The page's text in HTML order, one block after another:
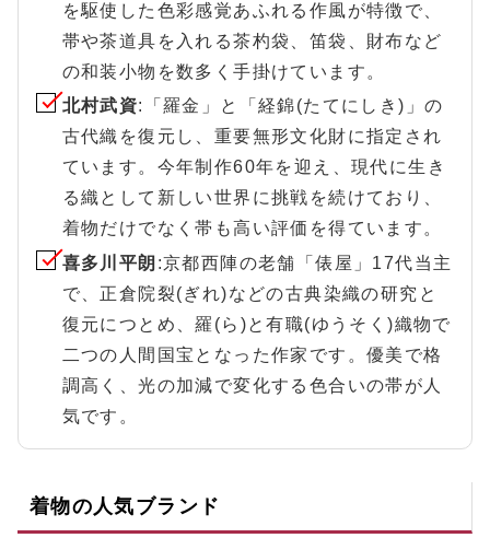
を駆使した色彩感覚あふれる作風が特徴で、
帯や茶道具を入れる茶杓袋、笛袋、財布など
の和装小物を数多く手掛けています。
北村武資:「羅金」と「経錦(たてにしき)」の
古代織を復元し、重要無形文化財に指定され
ています。今年制作60年を迎え、現代に生き
る織として新しい世界に挑戦を続けており、
着物だけでなく帯も高い評価を得ています。
喜多川平朗 :京都西陣の老舗「俵屋」17代当主
で、正倉院裂(ぎれ)などの古典染織の研究と
復元につとめ、羅(ら)と有職(ゆうそく)織物で
二つの人間国宝となった作家です。優美で格
調高く、光の加減で変化する色合いの帯が人
気です。
着物の人気ブランド